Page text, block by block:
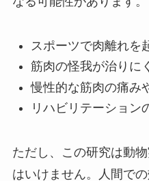
スポーツで肉離れを
筋肉の怪我が治りに
慢性的な筋肉の痛み
リハビリテーション
ただし、この研究は動
はいけません。人間で